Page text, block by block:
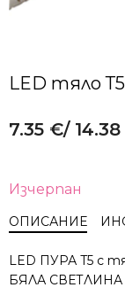
LED тяло Т5
7.35 €/ 14.38
Изчерпан
ОПИСАНИЕ
LED ПУРА T5 с
БЯЛА СВЕТЛИНА